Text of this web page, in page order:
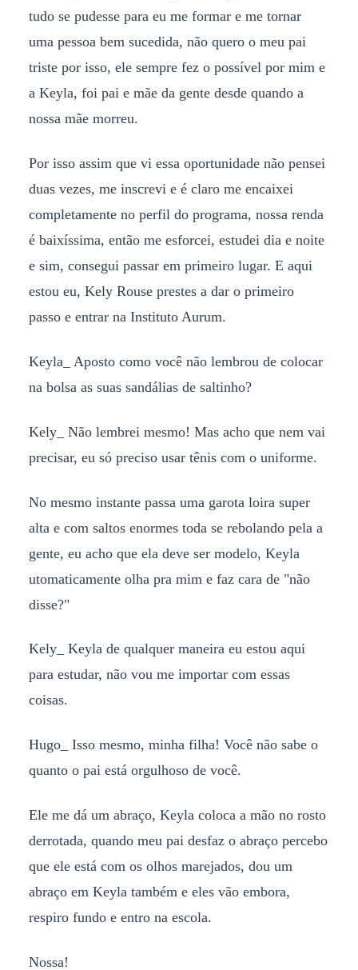
tudo se pudesse para eu me formar e me tornar
uma pessoa bem sucedida, não quero o meu pai
triste por isso, ele sempre fez o possível por mim e
a Keyla, foi pai e mãe da gente desde quando a
nossa mãe morreu.
Por isso assim que vi essa oportunidade não pensei
duas vezes, me inscrevi e é claro me encaixei
completamente no perfil do programa, nossa renda
é baixíssima, então me esforcei, estudei dia e noite
e sim, consegui passar em primeiro lugar. E aqui
estou eu, Kely Rouse prestes a dar o primeiro
passo e entrar na Instituto Aurum.
Keyla_ Aposto como você não lembrou de colocar
na bolsa as suas sandálias de saltinho?
Kely_ Não lembrei mesmo! Mas acho que nem vai
precisar, eu só preciso usar tênis com o uniforme.
No mesmo instante passa uma garota loira super
alta e com saltos enormes toda se rebolando pela a
gente, eu acho que ela deve ser modelo, Keyla
utomaticamente olha pra mim e faz cara de "não
disse?"
Kely_ Keyla de qualquer maneira eu estou aqui
para estudar, não vou me importar com essas
coisas.
Hugo_ Isso mesmo, minha filha! Você não sabe o
quanto o pai está orgulhoso de você.
Ele me dá um abraço, Keyla coloca a mão no rosto
derrotada, quando meu pai desfaz o abraço percebo
que ele está com os olhos marejados, dou um
abraço em Keyla também e eles vão embora,
respiro fundo e entro na escola.
Nossa!